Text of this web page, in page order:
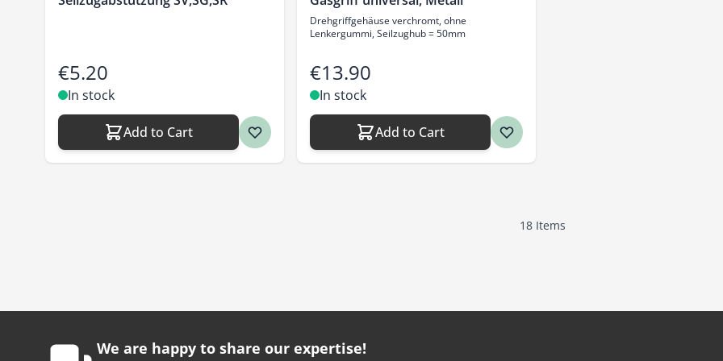
€5.20
In stock
Add to Cart
Drehgriffgehäuse verchromt, ohne
Lenkergummi, Seilzughub = 50mm
€13.90
In stock
Add to Cart
18Items
We are happy to share our expertise!